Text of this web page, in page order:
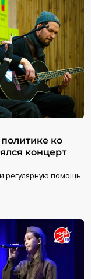
ко
концерт
регулярную помощь